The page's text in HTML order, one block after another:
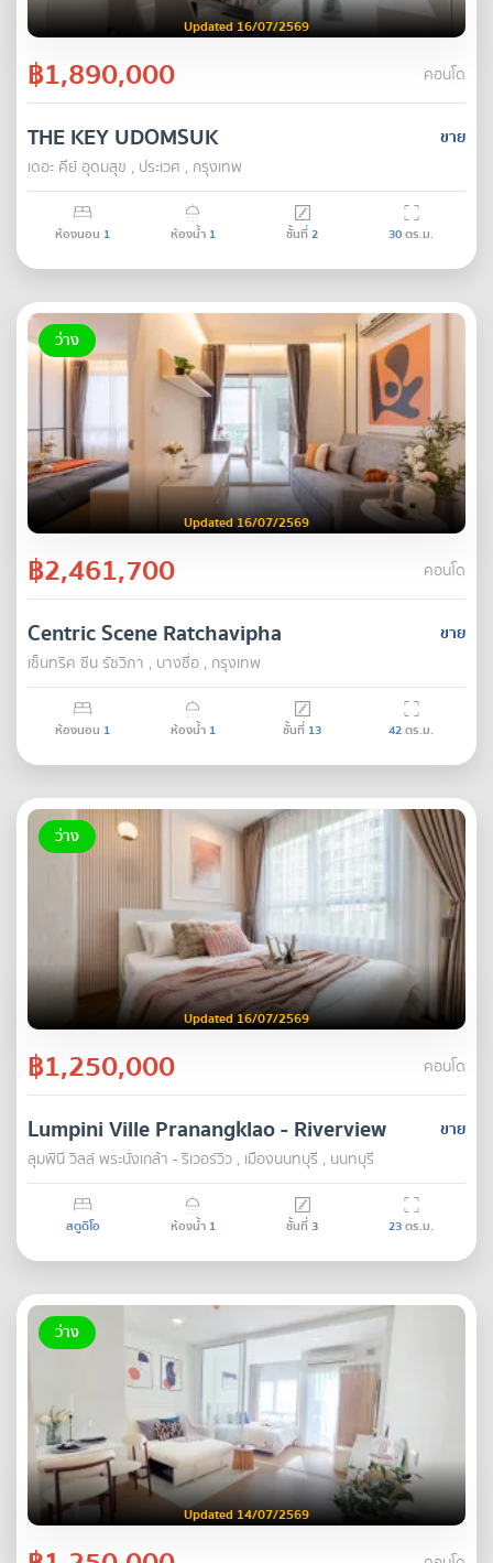
Updated 16/07/2569
฿1,890,000 คอนโด
ขาย
THE KEY UDOMSUK
เดอะ คีย์ อุดมสุข , ประเวศ , กรุงเทพ
ห้องนอน 1 ห้องน้ำ 1 ชั้นที่2 30ตร.ม.
ว่าง
Updated 16/07/2569
฿2,461,700 คอนโด
ขาย
Centric Scene Ratchavipha
เซ็นทริค ซีน รัชวิภา , บางซื่อ , กรุงเทพ
ห้องนอน 1 ห้องน้ำ 1 ชั้นที่ 13 42ตร.ม.
ว่าง
Updated 16/07/2569
฿1,250,000 คอนโด
ขาย
Lumpini Ville Pranangklao - Riverview
ลุมพินี วิลล์ พระนั่งเกล้า - ริเวอร์วิว , เมืองนนทบุรี , นนทบุรี
สตูดิโอ ห้องน้ำ 1 ชั้นที่3 23ตร.ม.
ว่าง
Updated 14/07/2569